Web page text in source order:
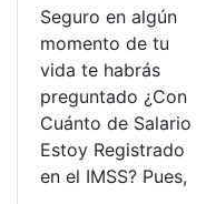
Seguro en algún
momento de tu
vida te habrás
preguntado ¿Con
Cuánto de Salario
Estoy Registrado
en el IMSS? Pues,